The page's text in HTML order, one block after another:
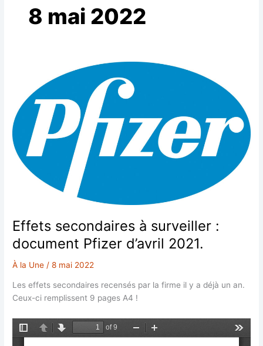
8 mai 2022
Effets secondaires à surveiller :
document Pfizer d’avril 2021.
À la Une /8 mai 2022
Les effets secondaires recensés par la firme il y a déjà un an.
Ceux-ci remplissent 9 pages A4 !